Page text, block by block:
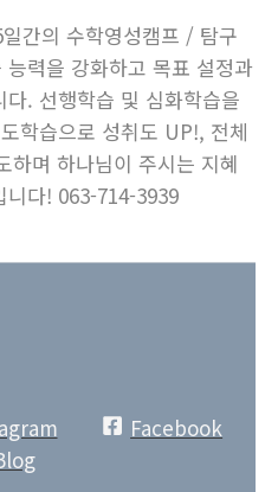
간의 수학영성캠프 / 탐구
력을 강화하고 목표 설정과
. 선행학습 및 심화학습을
학습으로 성취도 UP!, 전체
하며 하나님이 주시는 지혜
니다! 063-714-3939
Facebook